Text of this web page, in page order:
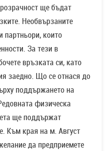
ще бъдат
Необвързаните
партньори, които
За тези в
връзката си, като
заедно. Що се отнася до
поддържането на
физическа
ще поддържат
Към края на м. Август
да предприемете